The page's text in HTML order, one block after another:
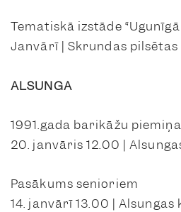
Tematiskā izstāde
Janvārī | Skrundas
ALSUNGA
1991.gada barikāžu
20. janvāris 12.00 |
Pasākums senioriem
14. janvārī 13.00 |